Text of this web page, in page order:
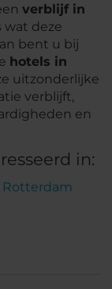
verblijf in
wat deze
bent u bij
hotels in
uitzonderlijke
verblijft,
en
in: